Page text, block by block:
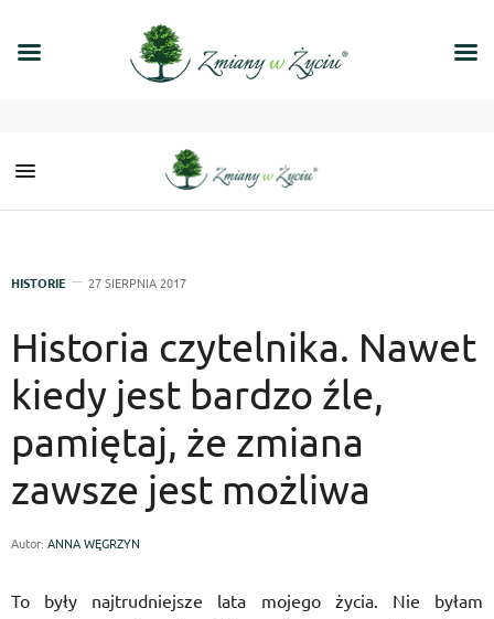
HISTORIE 27 SIERPNIA 2017
Historia czytelnika. Nawet
kiedy jest bardzo źle,
pamiętaj, że zmiana
zawsze jest możliwa
Autor: ANNA WĘGRZYN
To były najtrudniejsze lata mojego życia. Nie byłam